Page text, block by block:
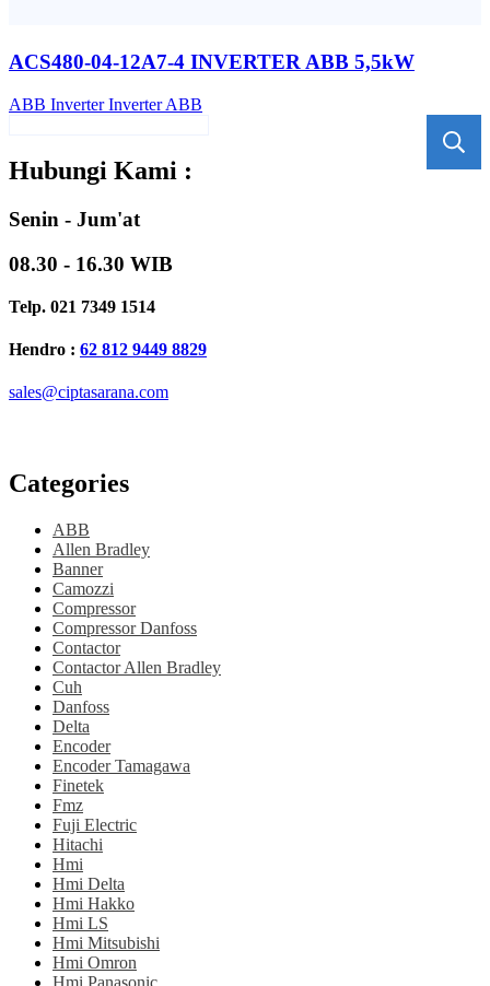
ACS480-04-12A7-4 INVERTER ABB 5,5kW
ABB InverterInverter ABB
Hubungi Kami :
Senin - Jum'at
08.30 - 16.30 WIB
Telp. 021 7349 1514
Hendro : 62 812 9449 8829
sales@ciptasarana.com
Categories
ABB
Allen Bradley
Banner
Camozzi
Compressor
Compressor Danfoss
Contactor
Contactor Allen Bradley
Cuh
Danfoss
Delta
Encoder
Encoder Tamagawa
Finetek
Fmz
Fuji Electric
Hitachi
Hmi
Hmi Delta
Hmi Hakko
Hmi LS
Hmi Mitsubishi
Hmi Omron
Hmi Panasonic